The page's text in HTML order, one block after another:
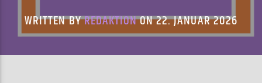
WRITTEN BYREDAKTIONON 22. JANUAR 2026